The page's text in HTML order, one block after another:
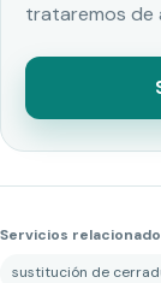
trataremos de
Servicios
sustitución de